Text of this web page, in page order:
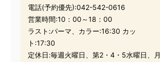
電話(予約優先):042-542-0616
営業時間:10：00～18：00
ラスト:パーマ、カラー:16:30 カッ
ト:17:30
定休日:毎週火曜日、第2・4・5水曜日、月